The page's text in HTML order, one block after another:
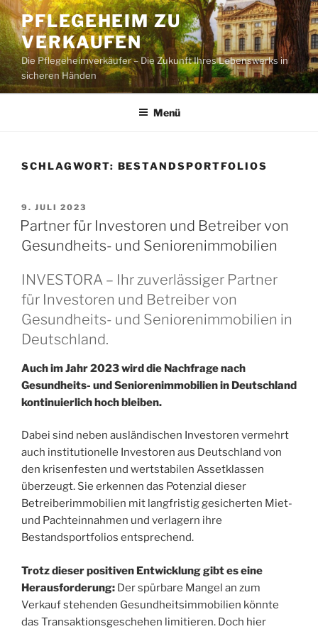
Zum
Inhalt
springen
PFLEGEHEIM ZU
VERKAUFEN
Die Pflegeheimverkäufer – Die Zukunft Ihres Lebenswerks in
sicheren Händen
Menü
SCHLAGWORT: BESTANDSPORTFOLIOS
VERÖFFENTLICHT
AM
9. JULI 2023
Partner für Investoren und Betreiber von
Gesundheits- und Seniorenimmobilien
INVESTORA – Ihr zuverlässiger Partner
für Investoren und Betreiber von
Gesundheits- und Seniorenimmobilien in
Deutschland.
Auch im Jahr 2023 wird die Nachfrage nach
Gesundheits- und Seniorenimmobilien in Deutschland
kontinuierlich hoch bleiben.
Dabei sind neben ausländischen Investoren vermehrt
auch institutionelle Investoren aus Deutschland von
den krisenfesten und wertstabilen Assetklassen
überzeugt. Sie erkennen das Potenzial dieser
Betreiberimmobilien mit langfristig gesicherten Miet-
und Pachteinnahmen und verlagern ihre
Bestandsportfolios entsprechend.
Trotz dieser positiven Entwicklung gibt es eine
Herausforderung: Der spürbare Mangel an zum
Verkauf stehenden Gesundheitsimmobilien könnte
das Transaktionsgeschehen limitieren. Doch hier